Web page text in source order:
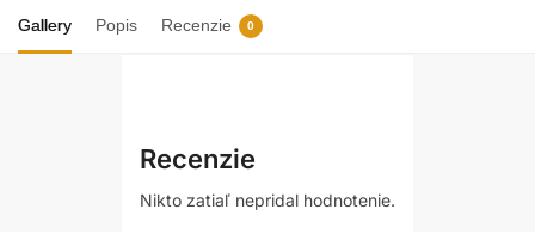
Gallery Popis Recenzie 0
Recenzie
Nikto zatiaľ nepridal hodnotenie.